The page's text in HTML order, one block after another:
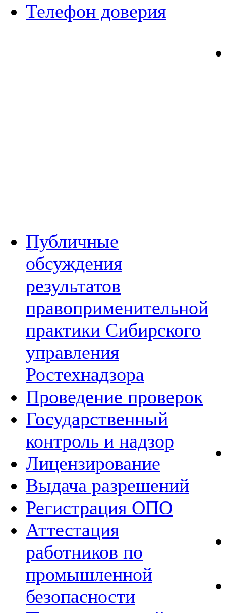
Телефон доверия
Публичные
обсуждения
результатов
правоприменительной
практики Сибирского
управления
Ростехнадзора
Проведение проверок
Государственный
контроль и надзор
Лицензирование
Выдача разрешений
Регистрация ОПО
Аттестация
работников по
промышленной
безопасности